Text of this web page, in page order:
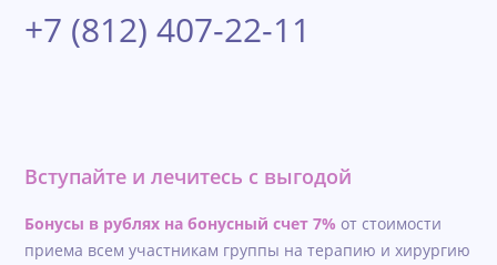
+7 (812) 407-22-11
Вступайте и лечитесь с выгодой
Бонусы в рублях на бонусный счет 7% от стоимости
приема всем участникам группы на терапию и хирургию